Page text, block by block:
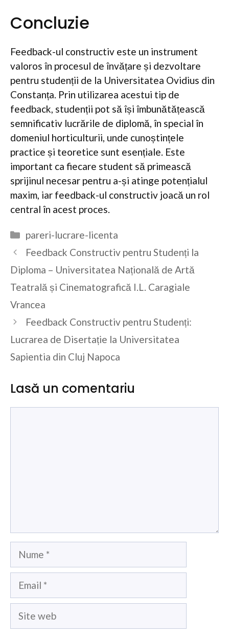
Concluzie
Feedback-ul constructiv este un instrument
valoros în procesul de învățare și dezvoltare
pentru studenții de la Universitatea Ovidius din
Constanța. Prin utilizarea acestui tip de
feedback, studenții pot să își îmbunătățească
semnificativ lucrările de diplomă, în special în
domeniul horticulturii, unde cunoștințele
practice și teoretice sunt esențiale. Este
important ca fiecare student să primească
sprijinul necesar pentru a-și atinge potențialul
maxim, iar feedback-ul constructiv joacă un rol
central în acest proces.
Categorii
pareri-lucrare-licenta
Feedback Constructiv pentru Studenți la
Diploma – Universitatea Națională de Artă
Teatrală și Cinematografică I.L. Caragiale
Vrancea
Feedback Constructiv pentru Studenți:
Lucrarea de Disertație la Universitatea
Sapientia din Cluj Napoca
Lasă un comentariu
Nume
Email
Site